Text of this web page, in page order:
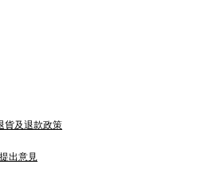
貨及退款政策
提出意見